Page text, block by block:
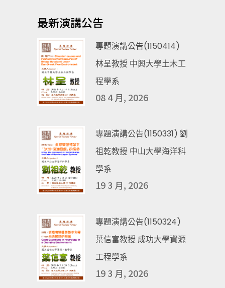
最新演講公告
專題演講公告(1150414)
林呈教授 中興大學土木工
程學系
08 4 月, 2026
專題演講公告(1150331) 劉
祖乾教授 中山大學海洋科
學系
19 3 月, 2026
專題演講公告(1150324)
葉信富教授 成功大學資源
工程學系
19 3 月, 2026